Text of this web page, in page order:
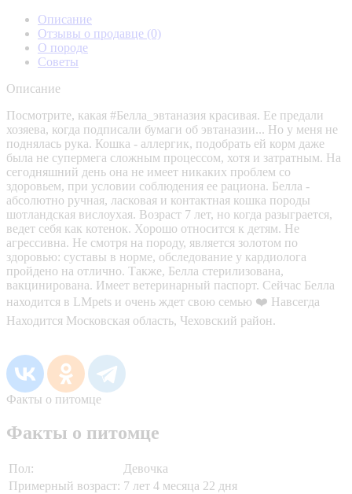
Описание
Отзывы о продавце (0)
О породе
Советы
Описание
Посмотрите, какая #Белла_эвтаназия красивая. Ее предали
хозяева, когда подписали бумаги об эвтаназии... Но у меня не
поднялась рука. Кошка - аллергик, подобрать ей корм даже
была не супермега сложным процессом, хотя и затратным. На
сегодняшний день она не имеет никаких проблем со
здоровьем, при условии соблюдения ее рациона. Белла -
абсолютно ручная, ласковая и контактная кошка породы
шотландская вислоухая. Возраст 7 лет, но когда разыграется,
ведет себя как котенок. Хорошо относится к детям. Не
агрессивна. Не смотря на породу, является золотом по
здоровью: суставы в норме, обследование у кардиолога
пройдено на отлично. Также, Белла стерилизована,
вакцинирована. Имеет ветеринарный паспорт. Сейчас Белла
находится в LMpets и очень ждет свою семью ❤️ Навсегда
Находится Московская область, Чеховский район.
Факты о питомце
Факты о питомце
Пол:
Девочка
Примерный возраст: 7 лет 4 месяца 22 дня